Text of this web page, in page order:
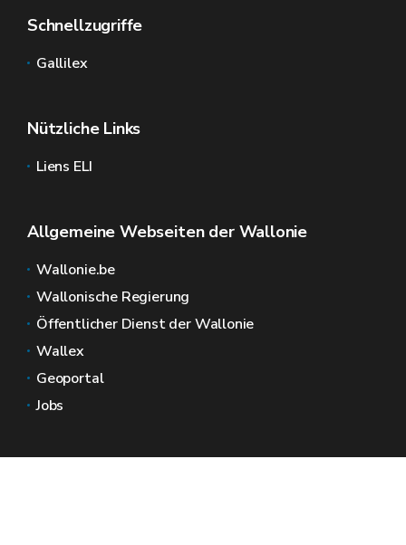
Schnellzugriffe
Gallilex
Nützliche Links
Liens ELI
Allgemeine Webseiten der Wallonie
Wallonie.be
Wallonische Regierung
Öffentlicher Dienst der Wallonie
Wallex
Geoportal
Jobs